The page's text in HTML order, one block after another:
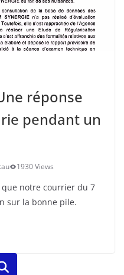
réponse
pendant un
1930 Views
notre courrier du 7
sur la bonne pile.